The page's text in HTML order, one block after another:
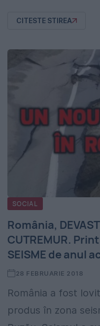
CITESTE STIREA
SOCIAL
România,
CUTREMUR.
SEISME de anul
28 FEBRUARIE 2018
România a fost
produs în zona